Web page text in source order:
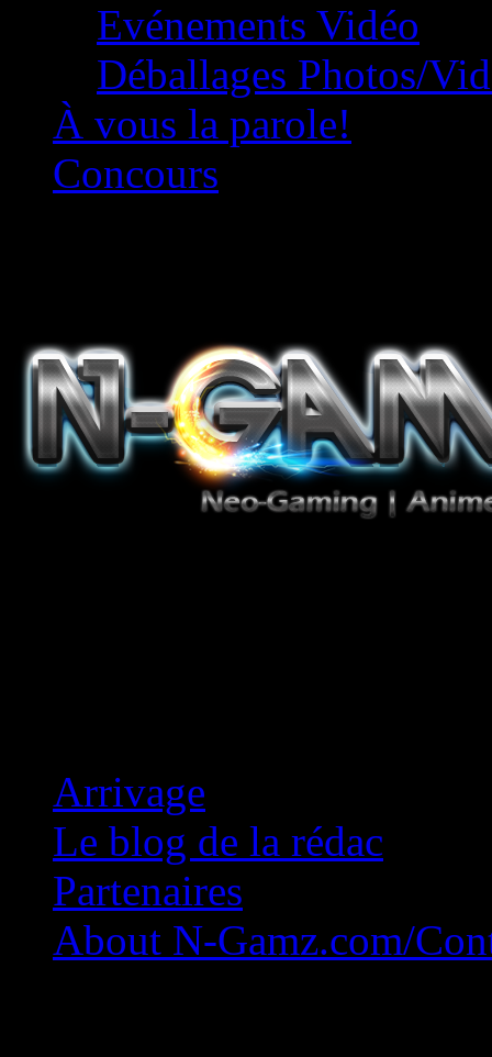
Evénements Vidéo
Déballages Photos/
À vous la parole!
Concours
Arrivage
Le blog de la rédac
Partenaires
About N-Gamz.com/